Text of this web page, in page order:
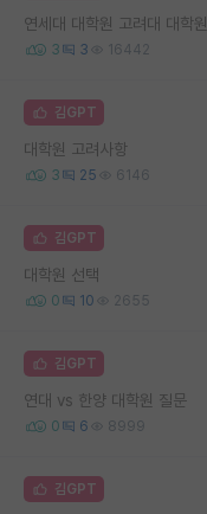
연세대 대학원 고려대 대학원
3 3 16442
김GPT
대학원 고려사항
3 25 6146
김GPT
대학원 선택
0 10 2655
김GPT
연대 vs 한양 대학원 질문
0 6 8999
김GPT